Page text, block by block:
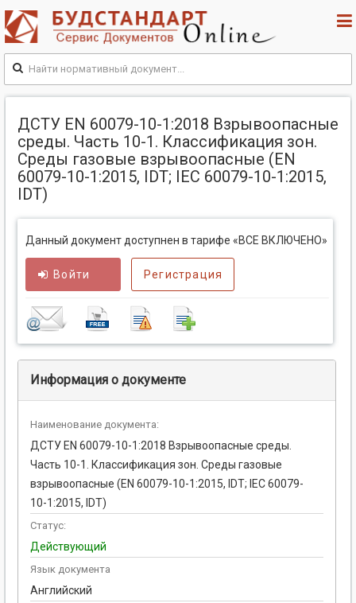
ДСТУ EN 60079-10-1:2018 Взрывоопасные
среды. Часть 10-1. Классификация зон.
Среды газовые взрывоопасные (EN
60079-10-1:2015, IDT; IEC 60079-10-1:2015,
IDT)
Данный документ доступнен в тарифе «ВСЕ ВКЛЮЧЕНО»
Войти Регистрация
Информация о документе
Наименование документа:
ДСТУ EN 60079-10-1:2018 Взрывоопасные среды.
Часть 10-1. Классификация зон. Среды газовые
взрывоопасные (EN 60079-10-1:2015, IDT; IEC 60079-
10-1:2015, IDT)
Статус:
Действующий
Язык документа
Английский